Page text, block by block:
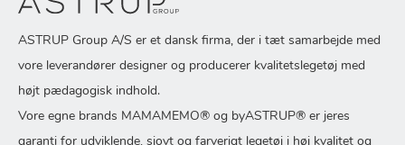
ASTRUP Group A/S er et dansk firma, der i tæt samarbejde med
vore leverandører designer og producerer kvalitetslegetøj med
højt pædagogisk indhold.
Vore egne brands MAMAMEMO® og byASTRUP® er jeres
garanti for udviklende, sjovt og farverigt legetøj i høj kvalitet og